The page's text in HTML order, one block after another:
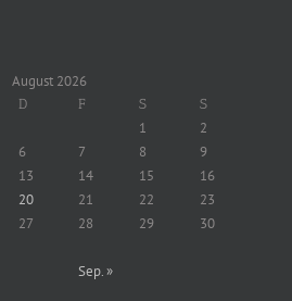
August 2026
D F S S
1
2
6 7 8
9
13 14 15
16
20 21 22
23
27 28 29
30
Sep. »